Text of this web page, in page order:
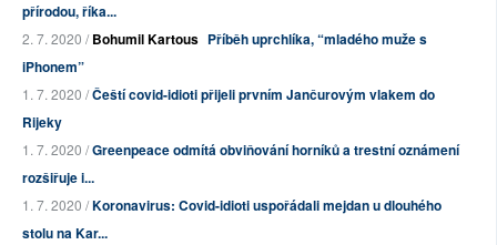
přírodou, říka...
2. 7. 2020 /Bohumil Kartous Příběh uprchlíka, “mladého muže s
iPhonem”
1. 7. 2020 /Čeští covid-idioti přijeli prvním Jančurovým vlakem do
Rijeky
1. 7. 2020 /Greenpeace odmítá obviňování horníků a trestní oznámení
rozšiřuje i...
1. 7. 2020 /Koronavirus: Covid-idioti uspořádali mejdan u dlouhého
stolu na Kar...